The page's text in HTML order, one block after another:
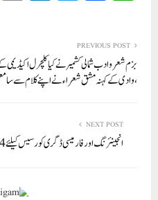
ha
A
pp
ce
ok
wi
r
nk
In PREVIOUS POST
بزم شعر و ادب شمالی کشمیر نے کیا کلچرل
،وادی کے کہنہ مشق شعراء نے اپنے کلام سے
NEXT POST
انجینئرنگ اور فارمیسی ڈگری کورسیس کیلئے MHT-CET 2024 دینا لازمی